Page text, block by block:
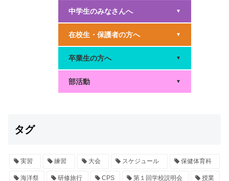
中学生のみなさんへ ▼
在校生・保護者の方へ ▼
卒業生の方へ ▼
部活動 ▼
タグ
実習 練習 大会 スケジュール 保健体育科
海洋祭 研修旅行 CPS 第１回学校説明会 授業